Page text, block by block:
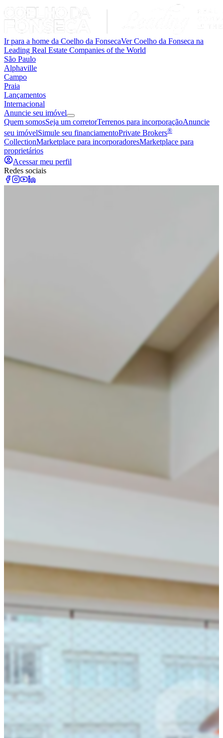
Ir para a home da Coelho da FonsecaVer Coelho da Fonseca na
Leading Real Estate Companies of the World
São Paulo
Alphaville
Campo
Praia
Lançamentos
Internacional
Anuncie seu imóvel
Quem somosSeja um corretorTerrenos para incorporaçãoAnuncie
seu imóvelSimule seu financiamentoPrivate Brokers®
CollectionMarketplace para incorporadoresMarketplace para
proprietários
Acessar meu perfil
Redes sociais